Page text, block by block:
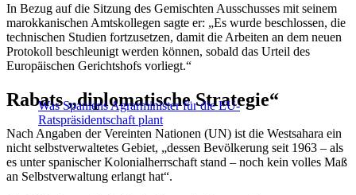
In Bezug auf die Sitzung des Gemischten Ausschusses mit seinem
marokkanischen Amtskollegen sagte er: „Es wurde beschlossen, die
technischen Studien fortzusetzen, damit die Arbeiten an dem neuen
Protokoll beschleunigt werden können, sobald das Urteil des
Europäischen Gerichtshofs vorliegt.“
Was Spaniens Agrarminister für die EU-
Ratspräsidentschaft plant
Rabats „diplomatische Strategie“
Nach Angaben der Vereinten Nationen (UN) ist die Westsahara ein
nicht selbstverwaltetes Gebiet, „dessen Bevölkerung seit 1963 – als
es unter spanischer Kolonialherrschaft stand – noch kein volles Maß
an Selbstverwaltung erlangt hat“.